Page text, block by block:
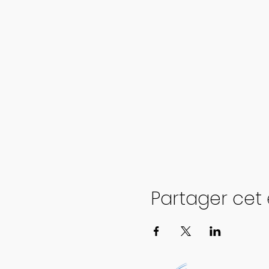
Partager